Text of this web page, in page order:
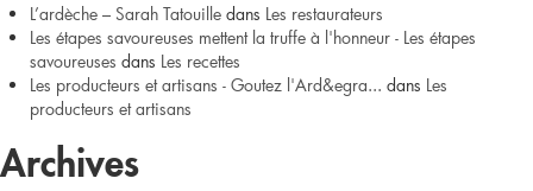
un
pique-
nique
L’ardèche – Sarah Tatouille dans Les restaurateurs
Les étapes savoureuses mettent la truffe à l'honneur - Les étapes
savoureuses dans Les recettes
Les producteurs et artisans - Goutez l'Ard&egra... dans Les
producteurs et artisans
Archives